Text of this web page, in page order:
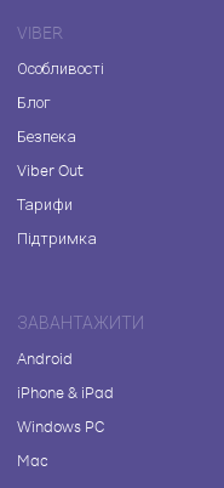
VIBER
Особливості
Блог
Безпека
Viber Out
Тарифи
Підтримка
ЗАВАНТАЖИТИ
Android
iPhone & iPad
Windows PC
Mac